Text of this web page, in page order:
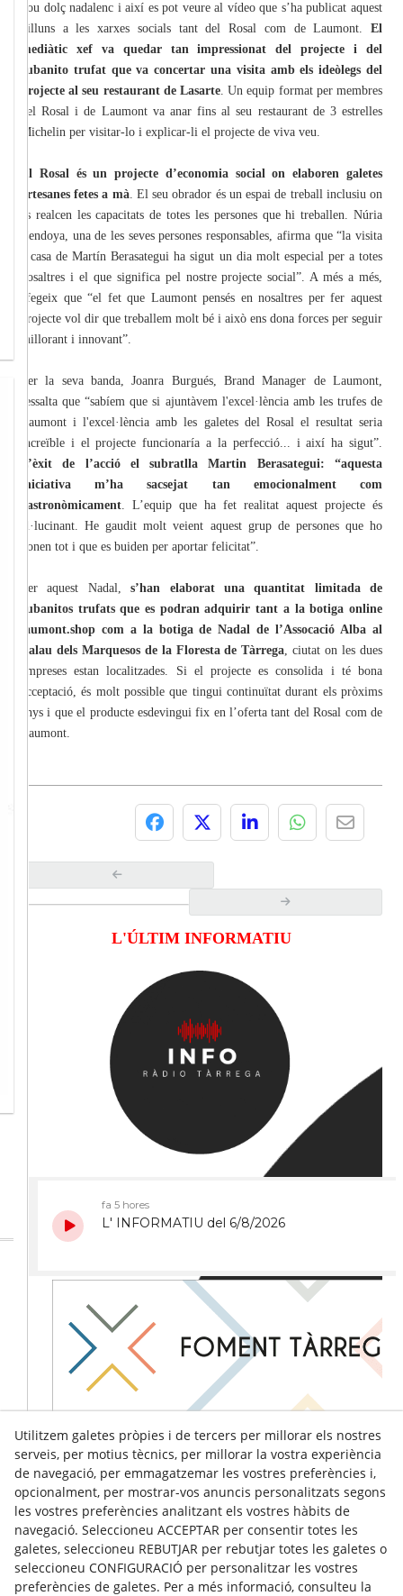
nou dolç nadalenc i així es pot veure al vídeo que s’ha publicat aquest
dilluns a les xarxes socials tant del Rosal com de Laumont. El
mediàtic xef va quedar tan impressionat del projecte i del
cubanito trufat que va concertar una visita amb els ideòlegs del
projecte al seu restaurant de Lasarte. Un equip format per membres
del Rosal i de Laumont va anar fins al seu restaurant de 3 estrelles
Michelin per visitar-lo i explicar-li el projecte de viva veu.
El Rosal és un projecte d’economia social on elaboren galetes
artesanes fetes a mà. El seu obrador és un espai de treball inclusiu on
es realcen les capacitats de totes les persones que hi treballen. Núria
Cendoya, una de les seves persones responsables, afirma que “la visita
a casa de Martín Berasategui ha sigut un dia molt especial per a totes
nosaltres i el que significa pel nostre projecte social”. A més a més,
afegeix que “el fet que Laumont pensés en nosaltres per fer aquest
projecte vol dir que treballem molt bé i això ens dona forces per seguir
millorant i innovant”.
Per la seva banda, Joanra Burgués, Brand Manager de Laumont,
ressalta que “sabíem que si ajuntàvem l'excel·lència amb les trufes de
Laumont i l'excel·lència amb les galetes del Rosal el resultat seria
increïble i el projecte funcionaría a la perfecció... i així ha sigut”.
L’èxit de l’acció el subratlla Martin Berasategui: “aquesta
iniciativa m’ha sacsejat tan emocionalment com
gastronòmicament. L’equip que ha fet realitat aquest projecte és
al·lucinant. He gaudit molt veient aquest grup de persones que ho
donen tot i que es buiden per aportar felicitat”.
Per aquest Nadal,s’han elaborat una quantitat limitada de
cubanitos trufats que es podran adquirir tant a la botiga online
laumont.shop com a la botiga de Nadal de l’Assocació Alba al
Palau dels Marquesos de la Floresta de Tàrrega, ciutat on les dues
empreses estan localitzades. Si el projecte es consolida i té bona
acceptació, és molt possible que tingui continuïtat durant els pròxims
anys i que el producte esdevingui fix en l’oferta tant del Rosal com de
Laumont.
L'ÚLTIM INFORMATIU
Utilitzem galetes pròpies i de tercers per millorar els nostres
serveis, per motius tècnics, per millorar la vostra experiència
de navegació, per emmagatzemar les vostres preferències i,
opcionalment, per mostrar-vos anuncis personalitzats segons
les vostres preferències analitzant els vostres hàbits de
navegació. Seleccioneu ACCEPTAR per consentir totes les
galetes, seleccioneu REBUTJAR per rebutjar totes les galetes o
seleccioneu CONFIGURACIÓ per personalitzar les vostres
preferències de galetes. Per a més informació, consulteu la